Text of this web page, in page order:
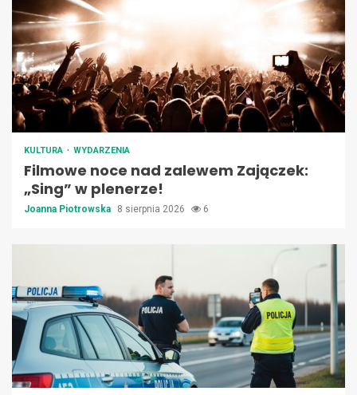
KULTURA WYDARZENIA
Filmowe noce nad zalewem Zajączek:
„Sing” w plenerze!
Joanna Piotrowska 8 sierpnia 2026 6